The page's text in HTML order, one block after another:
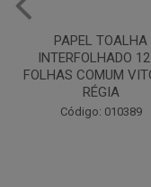
CAFÉ TORRADO E
CLÁSSICO ALMOFADA
SANTA CLARA
Código: 042389